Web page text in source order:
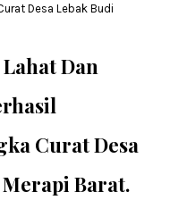
Desa Lebak Budi
Dan
Curat Desa
Barat.